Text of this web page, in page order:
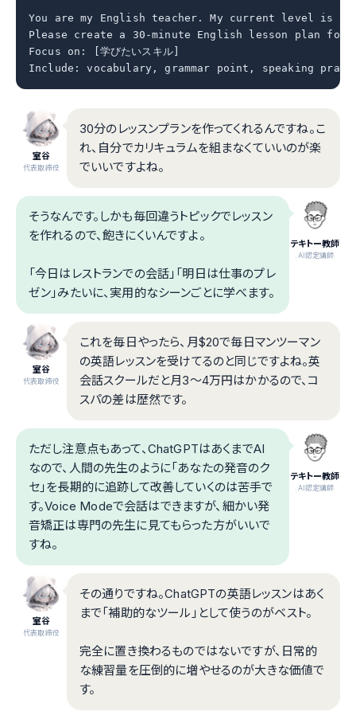
You are my English teacher. My current level is
Please create a 30-minute English lesson plan for
Focus on: [学びたいスキル]
Include: vocabulary, grammar point, speaking
室谷
代表取締役
30分のレッスンプランを作ってくれるんですね。こ
れ、自分でカリキュラムを組まなくていいのが楽
でいいですよね。
テキトー教師
.AI認定講師
そうなんです。しかも毎回違うトピックでレッスン
を作れるので、飽きにくいんですよ。
「今日はレストランでの会話」「明日は仕事のプレ
ゼン」みたいに、実用的なシーンごとに学べます。
室谷
代表取締役
これを毎日やったら、月$20で毎日マンツーマン
の英語レッスンを受けてるのと同じですよね。英
会話スクールだと月3〜4万円はかかるので、コ
スパの差は歴然です。
テキトー教師
.AI認定講師
ただし注意点もあって、ChatGPTはあくまでAI
なので、人間の先生のように「あなたの発音のク
セ」を長期的に追跡して改善していくのは苦手で
す。Voice Modeで会話はできますが、細かい発
音矯正は専門の先生に見てもらった方がいいで
すね。
室谷
代表取締役
その通りですね。ChatGPTの英語レッスンはあく
まで「補助的なツール」として使うのがベスト。
完全に置き換わるものではないですが、日常的
な練習量を圧倒的に増やせるのが大きな価値で
す。